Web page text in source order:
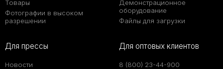
Товары
Фотографии в высоком
разрешении
Демонстрационное
оборудование
Файлы для загрузки
Для прессы
Новости
Для оптовых клиентов
8 (800) 23-44-900